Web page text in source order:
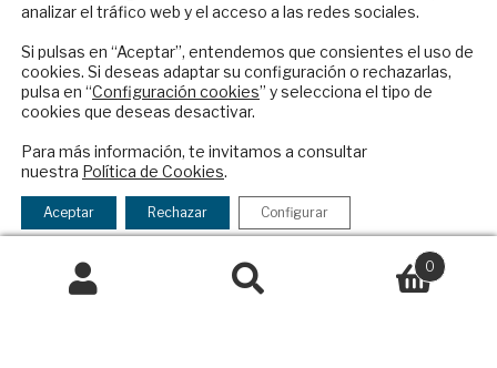
Afkar/Ideas
© 2026 - Fundación Análisis de Política
Exterior. Todos los derechos reservadosAviso
Legal|Política de Privacidad y de Cookies
Buscar
0
Financiado por el Programa KIT Digital. Plan de
Recuperación, Transformación y Resiliencia de
Declaración de accesibilidad
analizar el tráfico web y el acceso a las redes sociales.
Si pulsas en “Aceptar”, entendemos que consientes el uso de
cookies. Si deseas adaptar su configuración o rechazarlas,
pulsa en “Configuración cookies” y selecciona el tipo de
cookies que deseas desactivar.
Para más información, te invitamos a consultar
nuestra Política de Cookies.
Aceptar Rechazar Configurar
reciba en su correo el mejor análisis
internacional en español.
Checkbox
acepto
la
política
de
política de privacidad